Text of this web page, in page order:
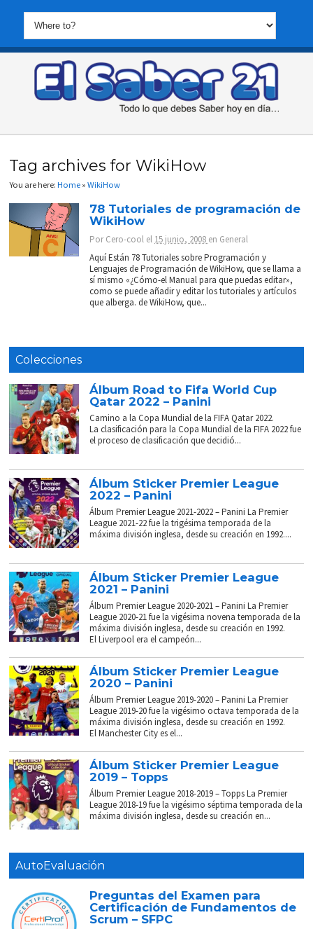
Tag archives for WikiHow
You are here:Home »WikiHow
78 Tutoriales de programación de
WikiHow
PorCero-cool el 15 junio, 2008 en General
Aquí Están 78 Tutoriales sobre Programación y
Lenguajes de Programación de WikiHow, que se llama a
sí mismo «¿Cómo-el Manual para que puedas editar»,
como se puede añadir y editar los tutoriales y artículos
que alberga. de WikiHow, que...
Colecciones
Álbum Road to Fifa World Cup
Qatar 2022 – Panini
Camino a la Copa Mundial de la FIFA Qatar 2022.
La clasificación para la Copa Mundial de la FIFA 2022 fue
el proceso de clasificación que decidió...
Álbum Sticker Premier League
2022 – Panini
Álbum Premier League 2021-2022 – Panini La Premier
League 2021-22 fue la trigésima temporada de la
máxima división inglesa, desde su creación en 1992....
Álbum Sticker Premier League
2021 – Panini
Álbum Premier League 2020-2021 – Panini La Premier
League 2020-21 fue la vigésima novena temporada de la
máxima división inglesa, desde su creación en 1992.
El Liverpool era el campeón...
Álbum Sticker Premier League
2020 – Panini
Álbum Premier League 2019-2020 – Panini La Premier
League 2019-20 fue la vigésimo octava temporada de la
máxima división inglesa, desde su creación en 1992.
El Manchester City es el...
Álbum Sticker Premier League
2019 – Topps
Álbum Premier League 2018-2019 – Topps La Premier
League 2018-19 fue la vigésimo séptima temporada de la
máxima división inglesa, desde su creación en...
AutoEvaluación
Preguntas del Examen para
Certificación de Fundamentos de
Scrum – SFPC